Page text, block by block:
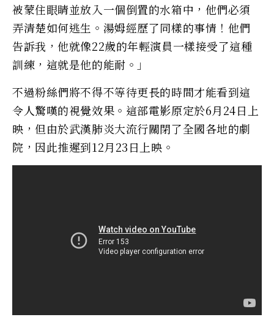
被蒙住眼睛並放入一個倒置的水箱中，他們必須
弄清楚如何逃生。湯姆經歷了同樣的事情！他們
告訴我，他就像22歲的年輕演員一樣接受了這種
訓練，這就是他的能耐。」
不過粉絲們將不得不等待更長的時間才能看到這
令人驚嘆的視覺效果。這部電影原定於6月24日上
映，但由於武漢肺炎大流行關閉了全國各地的劇
院，因此推遲到12月23日上映。